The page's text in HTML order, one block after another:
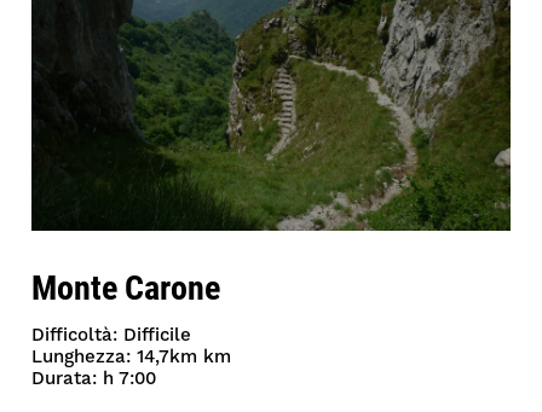
Monte Carone
Difficoltà: Difficile
Lunghezza: 14,7km km
Durata: h 7:00